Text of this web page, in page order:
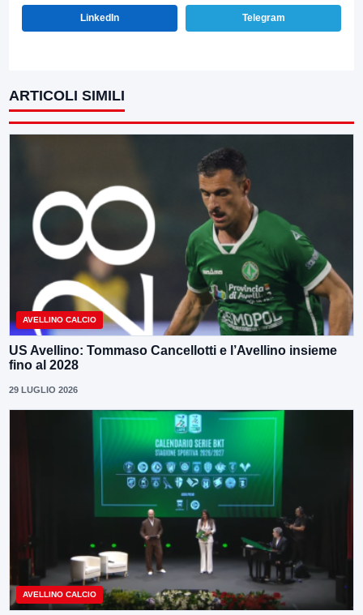
LinkedIn Telegram
ARTICOLI SIMILI
AVELLINO CALCIO
US Avellino: Tommaso Cancellotti e l’Avellino insieme
fino al 2028
29 LUGLIO 2026
AVELLINO CALCIO